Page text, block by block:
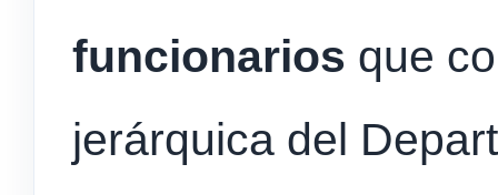
funcionarios que
jerárquica del